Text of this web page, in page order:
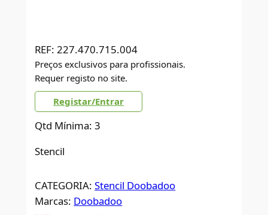
REF: 227.470.715.004
Preços exclusivos para profissionais.
Requer registo no site.
Registar/Entrar
Qtd Mínima: 3
Stencil
CATEGORIA:Stencil Doobadoo
Marcas: Doobadoo